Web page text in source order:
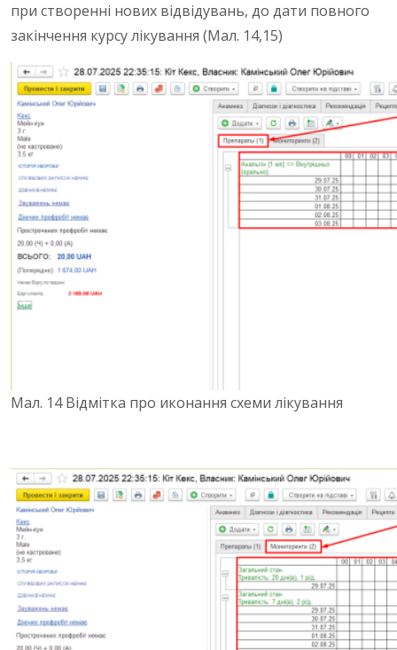
при створенні нових відвідувань, до дати повного
закінчення курсу лікування (Мал. 14,15)
Мал. 14 Відмітка про иконання схеми лікування